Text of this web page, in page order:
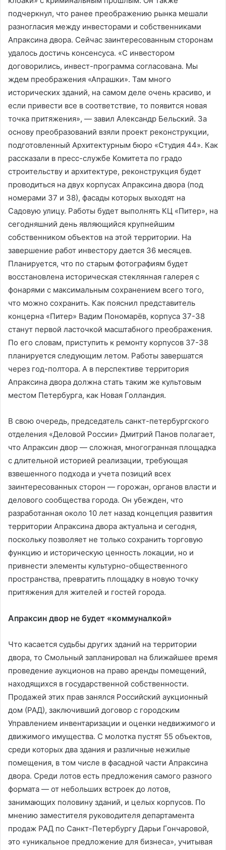
подчеркнул, что ранее преображению рынка мешали
разногласия между инвесторами и собственниками
Апраксина двора. Сейчас заинтересованным сторонам
удалось достичь консенсуса. «С инвестором
договорились, инвест-программа согласована. Мы
ждем преображения «Апрашки». Там много
исторических зданий, на самом деле очень красиво, и
если привести все в соответствие, то появится новая
точка притяжения», — завил Александр Бельский. За
основу преобразований взяли проект реконструкции,
подготовленный Архитектурным бюро «Студия 44». Как
рассказали в пресс-службе Комитета по градо
строительству и архитектуре, реконструкция будет
проводиться на двух корпусах Апраксина двора (под
номерами 37 и 38), фасады которых выходят на
Садовую улицу. Работы будет выполнять КЦ «Питер», на
сегодняшний день являющийся крупнейшим
собственником объектов на этой территории. На
завершение работ инвестору дается 36 месяцев.
Планируется, что по старым фотографиям будет
восстановлена историческая стеклянная галерея с
фонарями с максимальным сохранением всего того,
что можно сохранить. Как пояснил представитель
концерна «Питер» Вадим Пономарёв, корпуса 37-38
станут первой ласточкой масштабного преображения.
По его словам, приступить к ремонту корпусов 37-38
планируется следующим летом. Работы завершатся
через год-полтора. А в перспективе территория
Апраксина двора должна стать таким же культовым
местом Петербурга, как Новая Голландия.
В свою очередь, председатель санкт-петербургского
отделения «Деловой России» Дмитрий Панов полагает,
что Апраксин двор — сложная, многогранная площадка
с длительной историей реализации, требующая
взвешенного подхода и учета позиций всех
заинтересованных сторон — горожан, органов власти и
делового сообщества города. Он убежден, что
разработанная около 10 лет назад концепция развития
территории Апраксина двора актуальна и сегодня,
поскольку позволяет не только сохранить торговую
функцию и историческую ценность локации, но и
привнести элементы культурно-общественного
пространства, превратить площадку в новую точку
притяжения для жителей и гостей города.
Апраксин двор не будет «коммуналкой»
Что касается судьбы других зданий на территории
двора, то Смольный запланировал на ближайшее время
проведение аукционов на право аренды помещений,
находящихся в государственной собственности.
Продажей этих прав занялся Российский аукционный
дом (РАД), заключивший договор с городским
Управлением инвентаризации и оценки недвижимого и
движимого имущества. С молотка пустят 55 объектов,
среди которых два здания и различные нежилые
помещения, в том числе в фасадной части Апраксина
двора. Среди лотов есть предложения самого разного
формата — от небольших встроек до лотов,
занимающих половину зданий, и целых корпусов. По
мнению заместителя руководителя департамента
продаж РАД по Санкт-Петербургу Дарьи Гончаровой,
это «уникальное предложение для бизнеса», учитывая